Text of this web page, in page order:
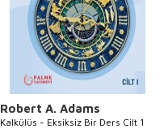
Robert A. Adams
Kalkülüs - Eksiksiz Bir Ders Cilt 1